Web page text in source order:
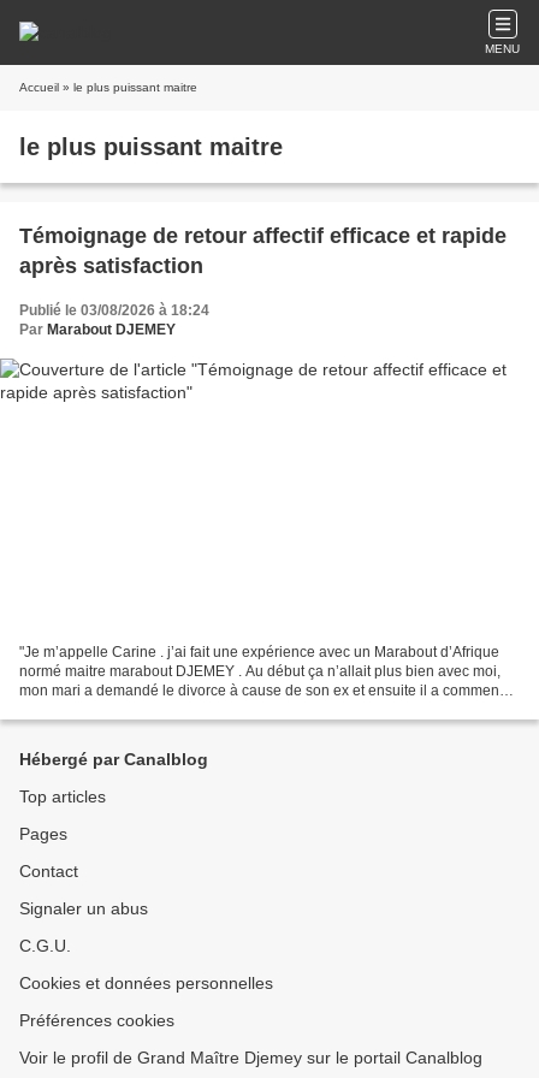
MENU
Accueil » le plus puissant maitre
le plus puissant maitre
Témoignage de retour affectif efficace et rapide
après satisfaction
Publié le 03/08/2026 à 18:24
Par Marabout DJEMEY
"Je m’appelle Carine . j’ai fait une expérience avec un Marabout d’Afrique
normé maitre marabout DJEMEY . Au début ça n’allait plus bien avec moi,
mon mari a demandé le divorce à cause de son ex et ensuite il a commencé
Hébergé par Canalblog
Top articles
Pages
Contact
Signaler un abus
C.G.U.
Cookies et données personnelles
Préférences cookies
Voir le profil de Grand Maître Djemey sur le portail Canalblog